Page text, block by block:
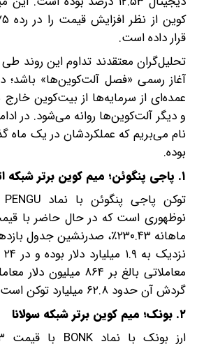
قرار داده است.
تحلیل‌گران معتقدند تداوم این روند
آغاز رسمی «فصل آلت‌کوین‌ها»
عمده‌ای از سرمایه‌ها از بیت‌کوین
نام می‌بریم که عملکردشان در یک ماه
بوده.
۱. پاجی پنگوئن؛ میم کوین برتر شبکه اتریوم
ماهانه ۲۳۰.۴۳٪، صدرنشین
معاملاتی بالغ بر ۸۶۴
گردش آن حدود ۶۲.۸ میلیارد توکن است.
۲. بونک؛ میم کوین برتر شبکه سولانا